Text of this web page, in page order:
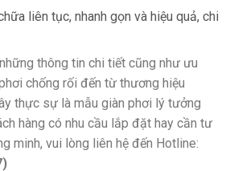
liên tục, nhanh gọn và hiệu quả, chi
thông tin chi tiết cũng như ưu
chống rối đến từ thương hiệu
thực sự là mẫu giàn phơi lý tưởng
hàng có nhu cầu lắp đặt hay cần tư
minh, vui lòng liên hệ đến Hotline: